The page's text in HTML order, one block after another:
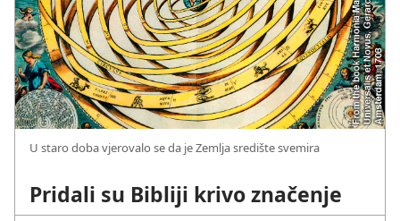
U staro doba vjerovalo se da je Zemlja središte svemira
Pridali su Bibliji krivo značenje